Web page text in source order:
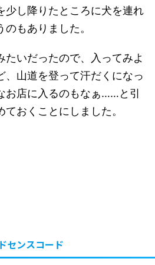
少し降りたところに犬を連れ
もありました。
たいだったので、入ってみよ
、山道を登って汗だくになっ
お店に入るのもなぁ……と引
おくことにしました。
センスコード